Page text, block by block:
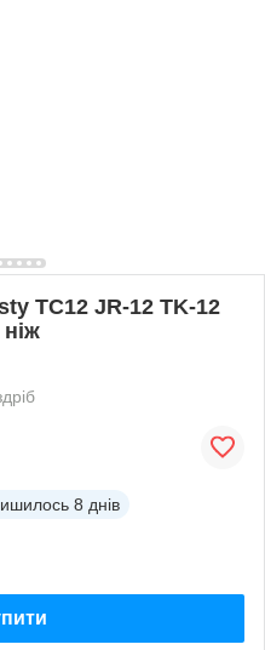
TC12 JR-12 TK-12
8 днів